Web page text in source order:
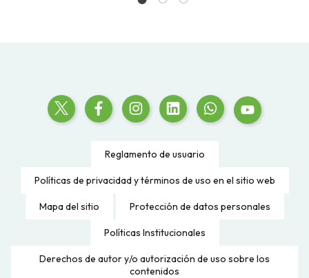
Reglamento de usuario
Políticas de privacidad y términos de uso en el sitio web
Mapa del sitio Protección de datos personales
Políticas Institucionales
Derechos de autor y/o autorización de uso sobre los
contenidos